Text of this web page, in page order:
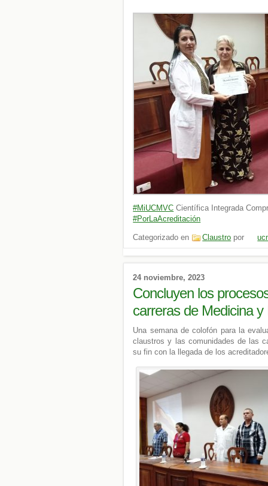
#MiUCMVC Científica Integrada
#PorLaAcreditación
Categorizado en Claustro por
24 noviembre, 2023
Concluyen los
carreras de Medicina
Una semana de colofón para la
claustros y las comunidades de las
su fin con la llegada de los